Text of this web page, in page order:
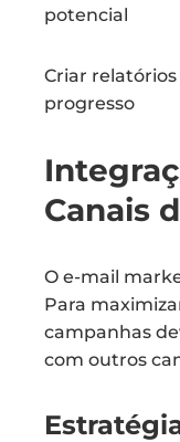
potencial
Criar
progresso
Canais
O e-mail
Para
campanhas
com outros